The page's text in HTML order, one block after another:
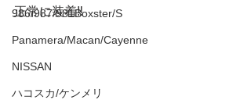
986/987/981Boxster/S
Panamera/Macan/Cayenne
NISSAN
ハコスカ/ケンメリ
正常に装着‼️